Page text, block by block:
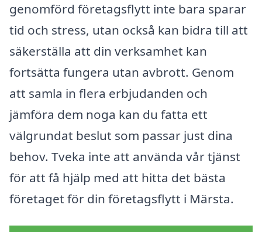
genomförd företagsflytt inte bara sparar
tid och stress, utan också kan bidra till att
säkerställa att din verksamhet kan
fortsätta fungera utan avbrott. Genom
att samla in flera erbjudanden och
jämföra dem noga kan du fatta ett
välgrundat beslut som passar just dina
behov. Tveka inte att använda vår tjänst
för att få hjälp med att hitta det bästa
företaget för din företagsflytt i Märsta.